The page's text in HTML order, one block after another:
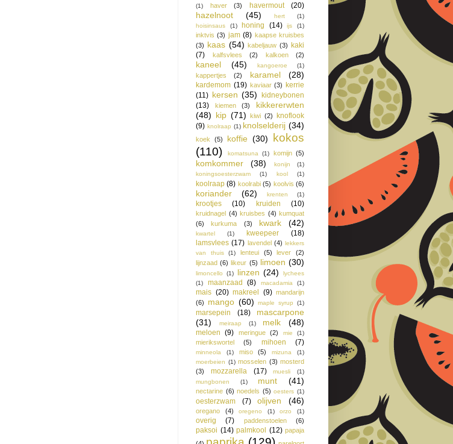
(1)
haver (3) havermout (20)
hazelnoot (45) hert
(1)
hoisinsaus
(1) honing (14) ijs (1)
inktvis (3) jam (8) kaapse kruisbes
(3) kaas (54) kabeljauw (3) kaki
(7)
kalfsvlees (2) kalkoen (2)
kaneel (45) kangoeroe (1)
kappertjes (2) karamel (28)
kardemom (19) kaviaar (3) kerrie
(11) kersen (35) kidneybonen
(13)
kiemen (3)
kikkererwten
(48) kip (71) kiwi (2) knoflook
(9) knolraap (1) knolselderij (34)
koek (5) koffie (30)
kokos
(110)
komatsuna (1) komijn (5)
komkommer (38) konijn
(1)
koningsoesterzwam
(1) kool (1)
koolraap (8) koolrabi (5) koolvis (6)
koriander (62) krenten (1)
krootjes (10) kruiden (10)
kruidnagel (4) kruisbes (4) kumquat
(6)
kurkuma (3) kwark (42)
kwartel (1) kweepeer
(18)
lamsvlees (17) lavendel (4) lekkers
van thuis
(1) lenteui (5) lever
(2)
lijnzaad (6) likeur (5) limoen (30)
limoncello (1) linzen (24)
lychees
(1)
maanzaad (8) macadamia (1)
mais (20) makreel (9) mandarijn
(6)
mango (60) maple syrup (1)
marsepein (18)
mascarpone
(31)
meiraap (1) melk (48)
meloen (9) meringue (2) mie (1)
mierikswortel (5) mihoen (7)
minneola (1) miso (5) mizuna
(1)
moerbeien (1) mosselen (3) mosterd
(3)
mozzarella (17) muesli
(1)
mungbonen
(1) munt (41)
nectarine (6) noedels (5) oesters (1)
oesterzwam (7) olijven (46)
oregano (4) oregeno (1) orzo (1)
overig (7) paddenstoelen (6)
paksoi (14) palmkool (12) papaja